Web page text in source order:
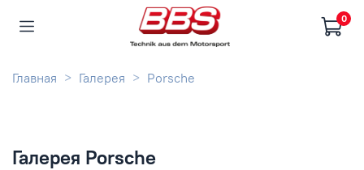
0
Главная Галерея Porsche
Галерея Porsche